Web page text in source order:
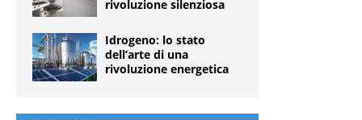
rivoluzione silenziosa
Idrogeno: lo stato
dell’arte di una
rivoluzione energetica